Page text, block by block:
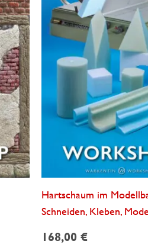
Hartschaum im
Schneiden, Kleben,
168,00 €